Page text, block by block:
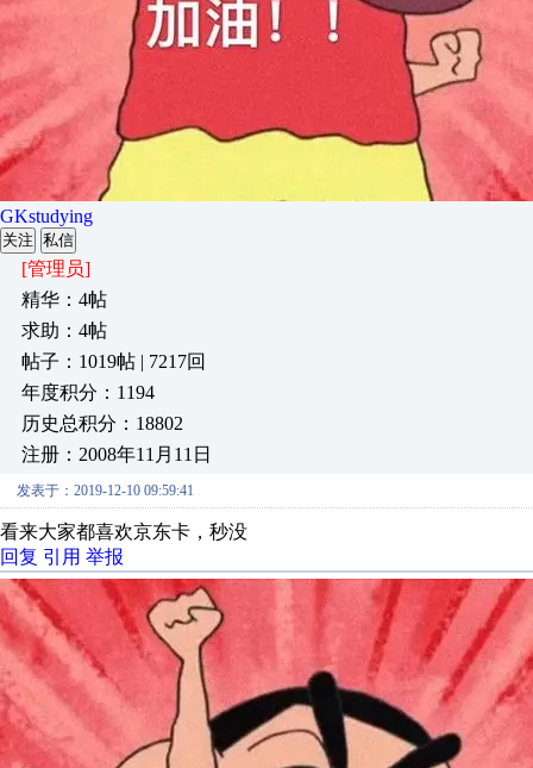
GKstudying
关注 私信
[管理员]
精华：4帖
求助：4帖
帖子：1019帖 | 7217回
年度积分：1194
历史总积分：18802
注册：2008年11月11日
发表于：2019-12-10 09:59:41
看来大家都喜欢京东卡，秒没
回复 引用 举报